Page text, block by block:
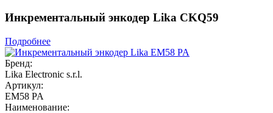
Инкрементальный энкодер Lika CKQ59
Подробнее
Бренд:
Lika Electronic s.r.l.
Артикул:
EM58 PA
Наименование: